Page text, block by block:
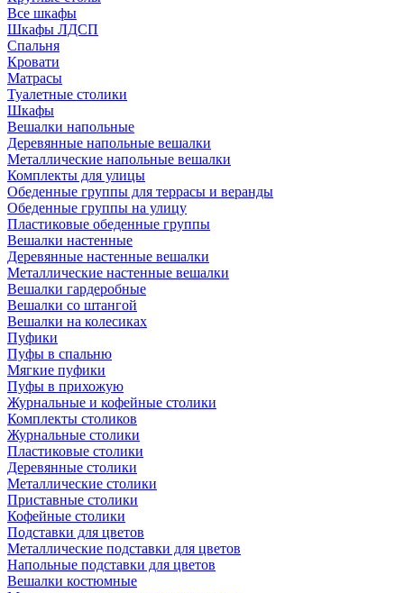
Все шкафы
Шкафы ЛДСП
Спальня
Кровати
Матрасы
Туалетные столики
Шкафы
Вешалки напольные
Деревянные напольные вешалки
Металлические напольные вешалки
Комплекты для улицы
Обеденные группы для террасы и веранды
Обеденные группы на улицу
Пластиковые обеденные группы
Вешалки настенные
Деревянные настенные вешалки
Металлические настенные вешалки
Вешалки гардеробные
Вешалки со штангой
Вешалки на колесиках
Пуфики
Пуфы в спальню
Мягкие пуфики
Пуфы в прихожую
Журнальные и кофейные столики
Комплекты столиков
Журнальные столики
Пластиковые столики
Деревянные столики
Металлические столики
Приставные столики
Кофейные столики
Подставки для цветов
Металлические подставки для цветов
Напольные подставки для цветов
Вешалки костюмные